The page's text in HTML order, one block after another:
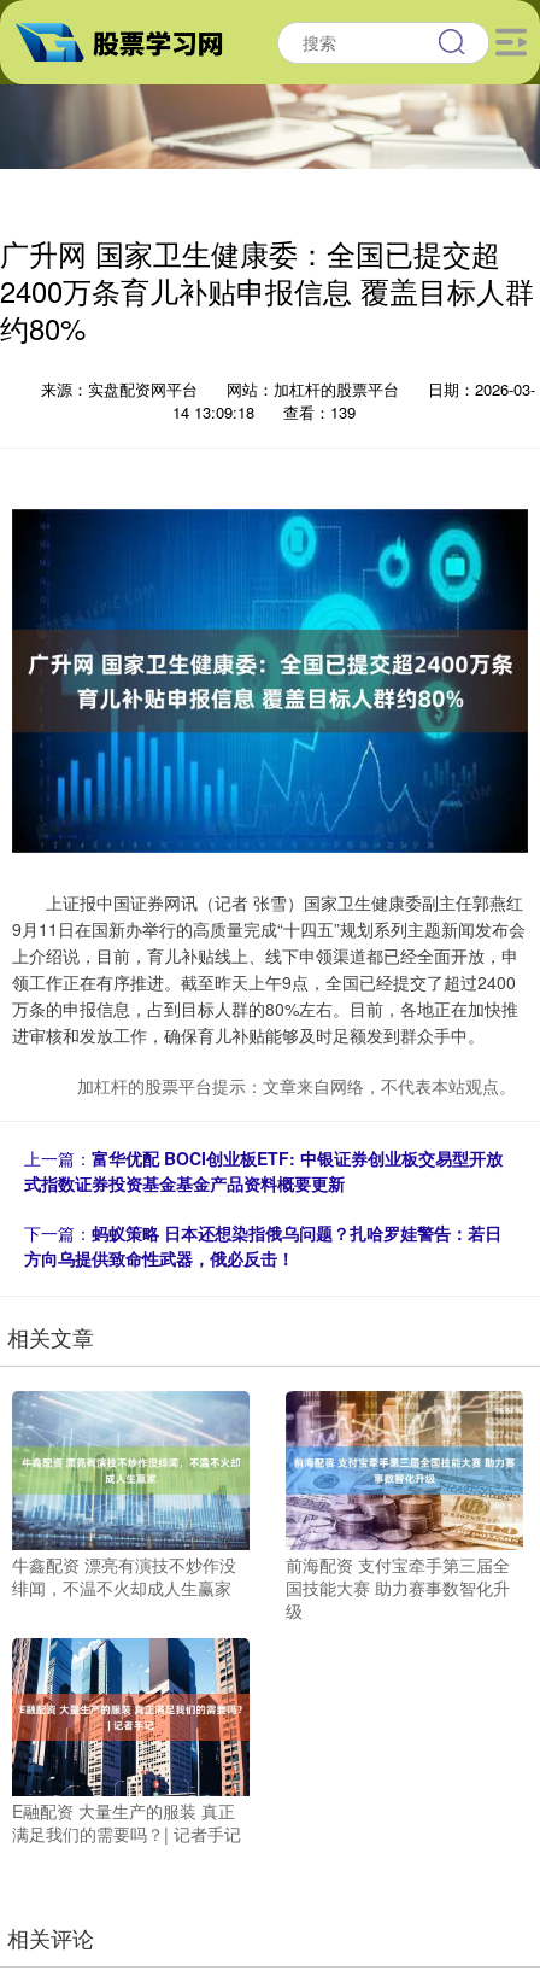
广升网 国家卫生健康委：全国已提交超
2400万条育儿补贴申报信息 覆盖目标人群
约80%
来源：实盘配资网平台 网站：加杠杆的股票平台
日期：2026-03-
14 13:09:18
查看：139
上证报中国证券网讯（记者 张雪）国家卫生健康委副主任郭燕红
9月11日在国新办举行的高质量完成“十四五”规划系列主题新闻发布会
上介绍说，目前，育儿补贴线上、线下申领渠道都已经全面开放，申
领工作正在有序推进。截至昨天上午9点，全国已经提交了超过2400
万条的申报信息，占到目标人群的80%左右。目前，各地正在加快推
进审核和发放工作，确保育儿补贴能够及时足额发到群众手中。
加杠杆的股票平台提示：文章来自网络，不代表本站观点。
上一篇： 富华优配 BOCI创业板ETF: 中银证券创业板交易型开放
式指数证券投资基金基金产品资料概要更新
下一篇： 蚂蚁策略 日本还想染指俄乌问题？扎哈罗娃警告：若日
方向乌提供致命性武器，俄必反击！
相关文章
牛鑫配资 漂亮有演技不炒作没
绯闻，不温不火却成人生赢家
前海配资 支付宝牵手第三届全
国技能大赛 助力赛事数智化升
级
E融配资 大量生产的服装 真正
满足我们的需要吗？| 记者手记
相关评论